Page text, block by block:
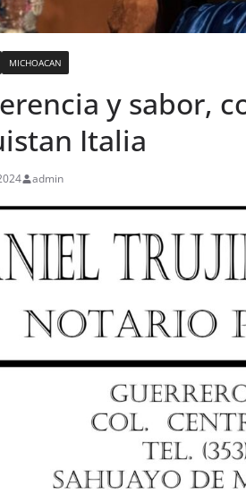
MICHOACAN
y sabor,
Italia
admin